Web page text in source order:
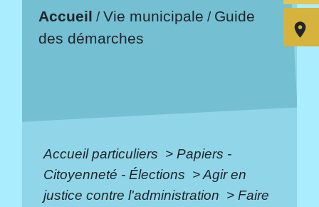
Accueil /Vie municipale / Guide
des démarches
Accueil particuliers > Papiers -
Citoyenneté - Élections >Agir en
justice contre l'administration > Faire
room